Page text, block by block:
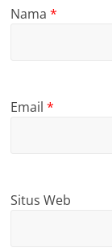
Nama*
Email*
Situs Web